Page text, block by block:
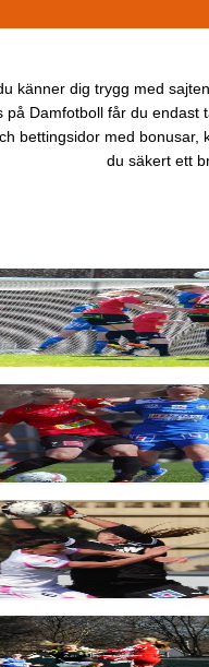
känner dig trygg med
på Damfotboll får du
bettingsidor med
du säkert ett
Bunkeflo – QBIK